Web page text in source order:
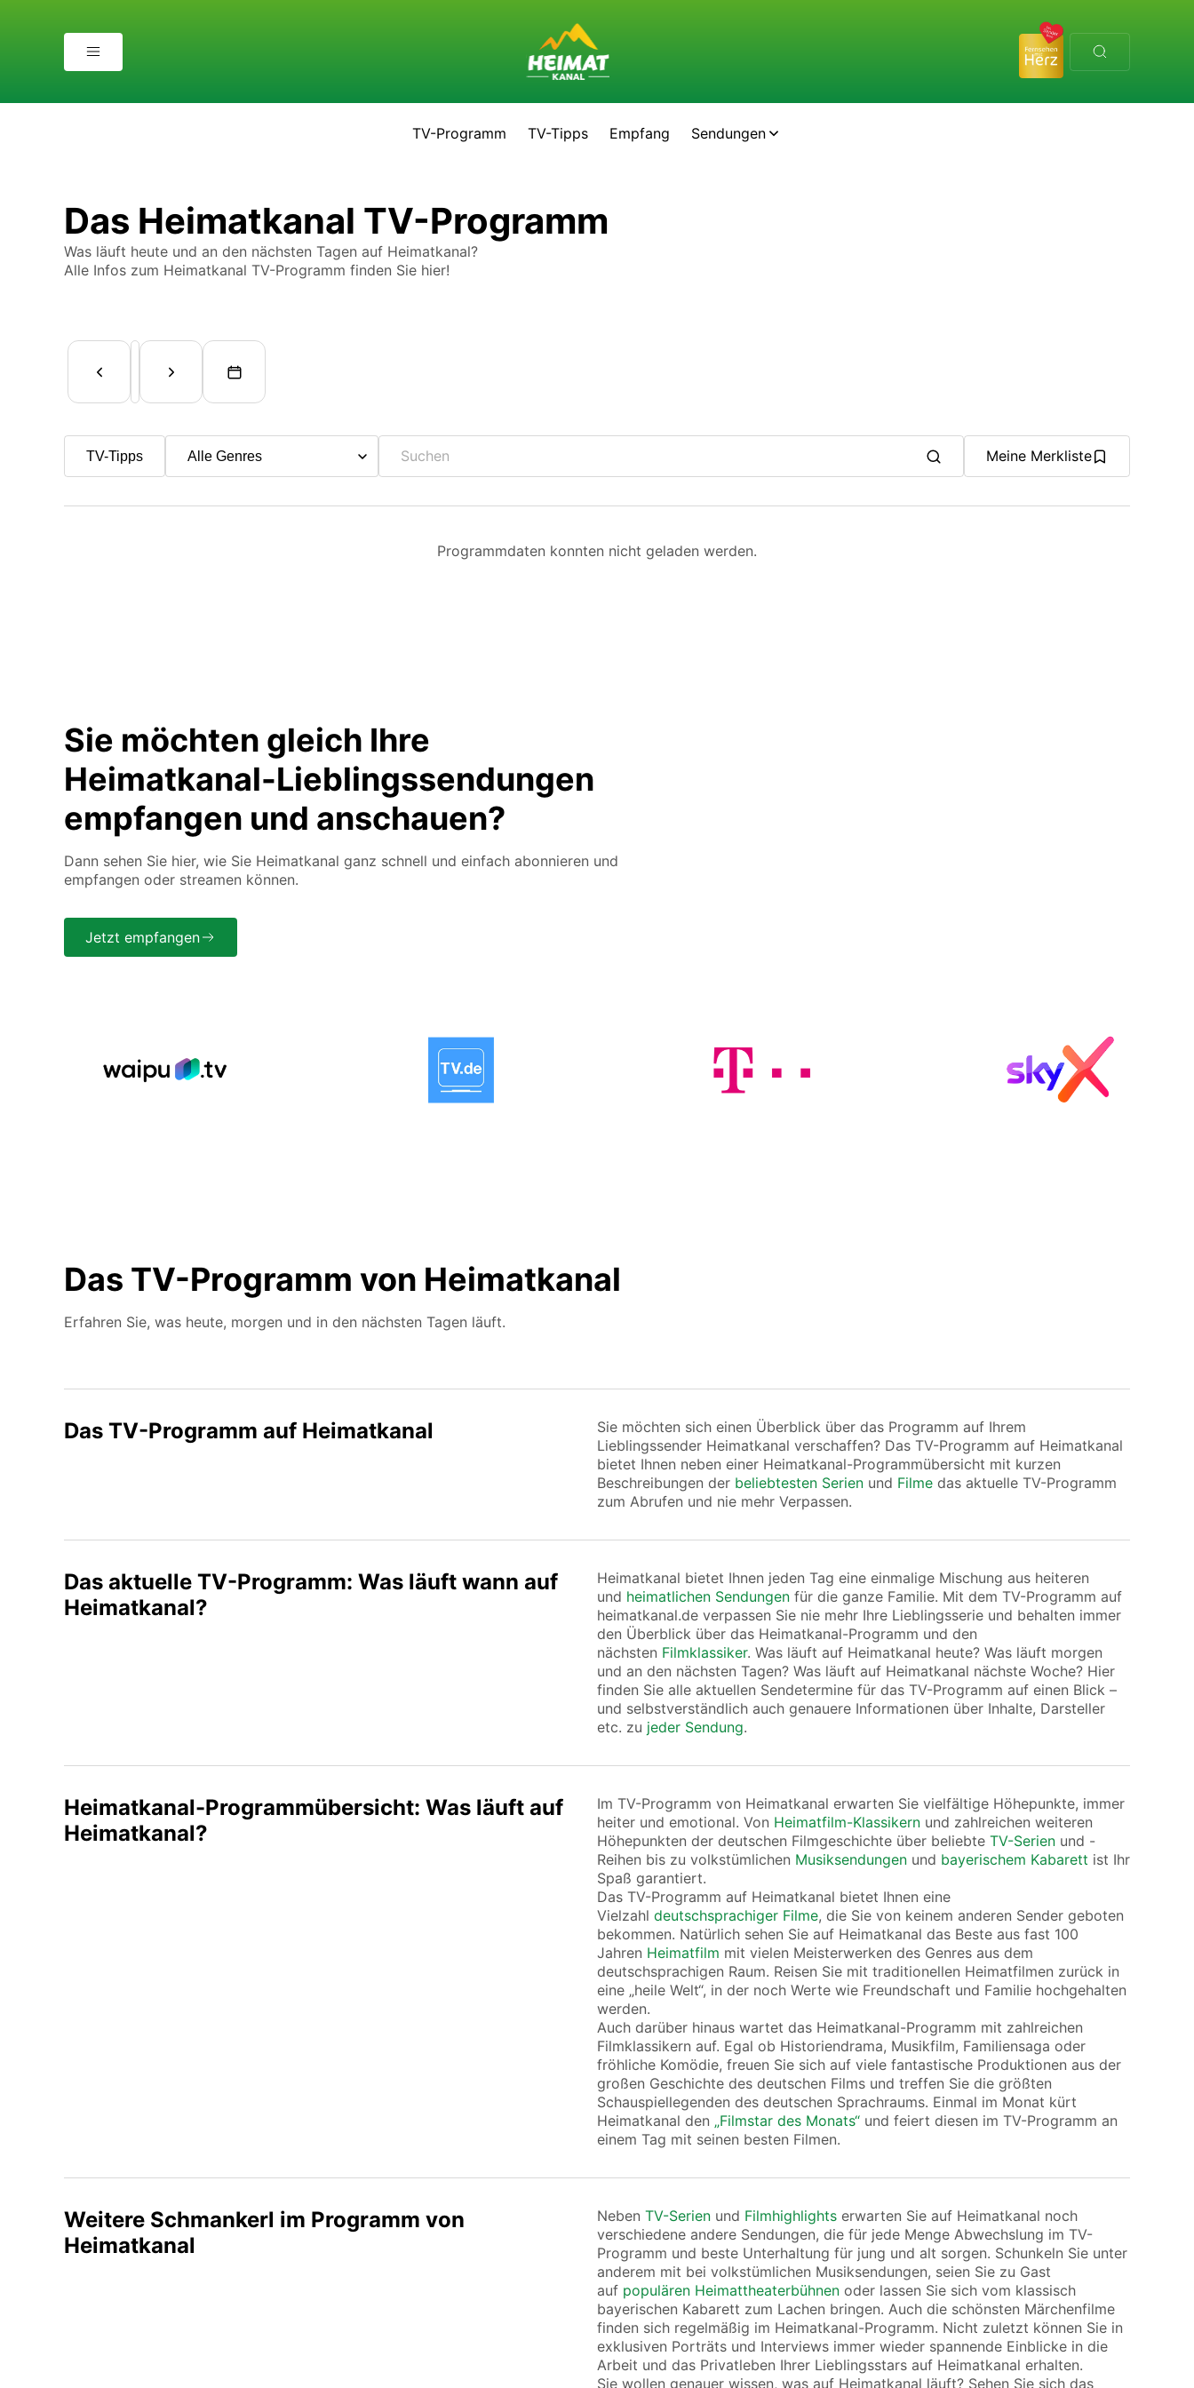
TV-Programm TV-Tipps Empfang Sendungen
Das Heimatkanal TV-Programm
Was läuft heute und an den nächsten Tagen auf Heimatkanal?
Alle Infos zum Heimatkanal TV-Programm finden Sie hier!
TV-Tipps Meine Merkliste
Programmdaten konnten nicht geladen werden.
Sie möchten gleich Ihre
Heimatkanal-Lieblingssendungen
empfangen und anschauen?
Dann sehen Sie hier, wie Sie Heimatkanal ganz schnell und einfach abonnieren und
empfangen oder streamen können.
Jetzt empfangen
Das TV-Programm von Heimatkanal
Erfahren Sie, was heute, morgen und in den nächsten Tagen läuft.
Das TV-Programm auf Heimatkanal
Sie möchten sich einen Überblick über das Programm auf Ihrem
Lieblingssender Heimatkanal verschaffen? Das TV-Programm auf Heimatkanal
bietet Ihnen neben einer Heimatkanal-Programmübersicht mit kurzen
Beschreibungen der beliebtesten Serien und Filme das aktuelle TV-Programm
zum Abrufen und nie mehr Verpassen.
Das aktuelle TV-Programm: Was läuft wann auf
Heimatkanal?
Heimatkanal bietet Ihnen jeden Tag eine einmalige Mischung aus heiteren
und heimatlichen Sendungen für die ganze Familie. Mit dem TV-Programm auf
heimatkanal.de verpassen Sie nie mehr Ihre Lieblingsserie und behalten immer
den Überblick über das Heimatkanal-Programm und den
nächsten Filmklassiker. Was läuft auf Heimatkanal heute? Was läuft morgen
und an den nächsten Tagen? Was läuft auf Heimatkanal nächste Woche? Hier
finden Sie alle aktuellen Sendetermine für das TV-Programm auf einen Blick –
und selbstverständlich auch genauere Informationen über Inhalte, Darsteller
etc. zu jeder Sendung.
Heimatkanal-Programmübersicht: Was läuft auf
Heimatkanal?
Im TV-Programm von Heimatkanal erwarten Sie vielfältige Höhepunkte, immer
heiter und emotional. Von Heimatfilm-Klassikern und zahlreichen weiteren
Höhepunkten der deutschen Filmgeschichte über beliebte TV-Serien und -
Reihen bis zu volkstümlichen Musiksendungen und bayerischem Kabarett ist Ihr
Spaß garantiert.
Das TV-Programm auf Heimatkanal bietet Ihnen eine
Vielzahl deutschsprachiger Filme, die Sie von keinem anderen Sender geboten
bekommen. Natürlich sehen Sie auf Heimatkanal das Beste aus fast 100
Jahren Heimatfilm mit vielen Meisterwerken des Genres aus dem
deutschsprachigen Raum. Reisen Sie mit traditionellen Heimatfilmen zurück in
eine „heile Welt“, in der noch Werte wie Freundschaft und Familie hochgehalten
werden.
Auch darüber hinaus wartet das Heimatkanal-Programm mit zahlreichen
Filmklassikern auf. Egal ob Historiendrama, Musikfilm, Familiensaga oder
fröhliche Komödie, freuen Sie sich auf viele fantastische Produktionen aus der
großen Geschichte des deutschen Films und treffen Sie die größten
Schauspiellegenden des deutschen Sprachraums. Einmal im Monat kürt
Heimatkanal den „Filmstar des Monats“ und feiert diesen im TV-Programm an
einem Tag mit seinen besten Filmen.
Weitere Schmankerl im Programm von
Heimatkanal
Neben TV-Serien und Filmhighlights erwarten Sie auf Heimatkanal noch
verschiedene andere Sendungen, die für jede Menge Abwechslung im TV-
Programm und beste Unterhaltung für jung und alt sorgen. Schunkeln Sie unter
anderem mit bei volkstümlichen Musiksendungen, seien Sie zu Gast
auf populären Heimattheaterbühnen oder lassen Sie sich vom klassisch
bayerischen Kabarett zum Lachen bringen. Auch die schönsten Märchenfilme
finden sich regelmäßig im Heimatkanal-Programm. Nicht zuletzt können Sie in
exklusiven Porträts und Interviews immer wieder spannende Einblicke in die
Arbeit und das Privatleben Ihrer Lieblingsstars auf Heimatkanal erhalten.
Sie wollen genauer wissen, was auf Heimatkanal läuft? Sehen Sie sich das